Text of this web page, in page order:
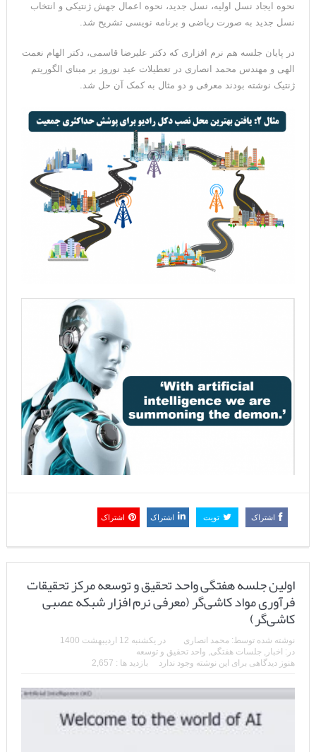
باینری و نحوه تبدیل متغیرها از حالت باینری به مبنای ده ارایه گردید.
نحوه ایجاد نسل اولیه، نسل جدید، نحوه اعمال جهش ژنتیکی و انتخاب
در پایان جلسه هم نرم افزاری که دکتر علیرضا قاسمی، دکتر الهام نعمت
الهی و مهندس محمد انصاری در تعطیلات عید نوروز بر مبنای الگوریتم
اولین جلسه هفتگی واحد تحقیق و توسعه مرکز
تحقیقات فرآوری مواد کاشی‌گر (معرفی نرم افزار
شبکه عصبی کاشی‌گر)
نوشته شده توسط:محمد انصاری دریکشنبه 12 اردیبهشت 1400
در:اخبار ,جلسات هفتگی,واحد تحقیق و توسعه